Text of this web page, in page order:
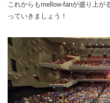
これからもmellow-fanが盛り上が
っていきましょう！